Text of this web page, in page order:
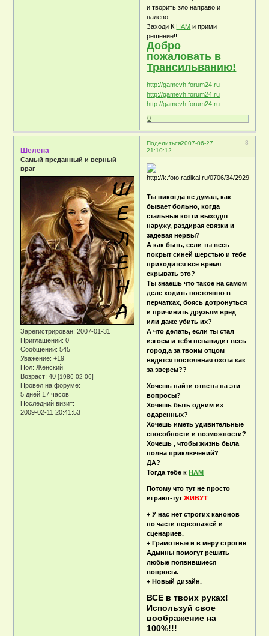
и творить зло направо и
налево....
Заходи К НАМ и прими
решение!!!
Добро
пожаловать в
Трансильванию!
http://gamevh.forum24.ru
http://gamevh.forum24.ru
http://gamevh.forum24.ru
0
Поделиться 8
2007-06-27
21:10:12
Шелена
Самый преданный и верный
враг
Зарегистрирован: 2007-01-31
Приглашений: 0
Сообщений: 545
Уважение: +19
Пол: Женский
Возраст: 40[1986-02-06]
Провел на форуме:
5 дней 17 часов
Последний визит:
2009-02-11 20:41:53
Ты никогда не думал, как
бывает больно, когда
стальные когти выходят
наружу, раздирая связки и
задевая нервы?
А как быть, если ты весь
покрыт синей шерстью и тебе
приходится все время
скрывать это?
Ты знаешь что такое на самом
деле ходить постоянно в
перчатках, боясь дотронуться
и причинить друзьям вред
или даже убить их?
А что делать, если ты стал
изгоем и тебя ненавидит весь
город,а за твоим отцом
ведется постоянная охота как
за зверем??
Хочешь найти ответы на эти
вопросы?
Хочешь быть одним из
одаренных?
Хочешь иметь удивительные
способности и возможности?
Хочешь , чтобы жизнь была
полна приключений?
ДА?
Тогда тебе кНАМ
Потому что тут не просто
играют-тутЖИВУТ
+ У нас нет строгих канонов
по части персонажей и
сценариев.
+ Грамотные и в меру строгие
Админы помогут решить
любые появившиеся
вопросы.
+ Новый дизайн.
ВСЕ в твоих руках!
Используй свое
воображение на
100%!!!